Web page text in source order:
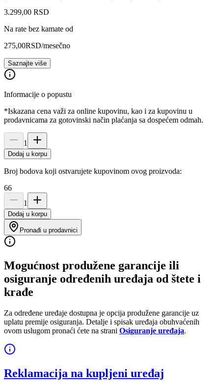
3.299,00 RSD
Na rate bez kamate od
275,00RSD/mesečno
Saznajte više
Informacije o popustu
*Iskazana cena važi za online kupovinu, kao i za kupovinu u
prodavnicama za gotovinski način plaćanja sa dospećem odmah.
1
Dodaj u korpu
Broj bodova koji ostvarujete kupovinom ovog proizvoda:
66
1
Dodaj u korpu
Pronađi u prodavnici
Mogućnost produžene garancije ili
osiguranje određenih uređaja od štete i
krađe
Za određene uređaje dostupna je opcija produžene garancije uz
uplatu premije osiguranja. Detalje i spisak uređaja obuhvaćenih
ovom uslugom pronaći ćete na strani Osiguranje uređaja.
Reklamacija na kupljeni uređaj